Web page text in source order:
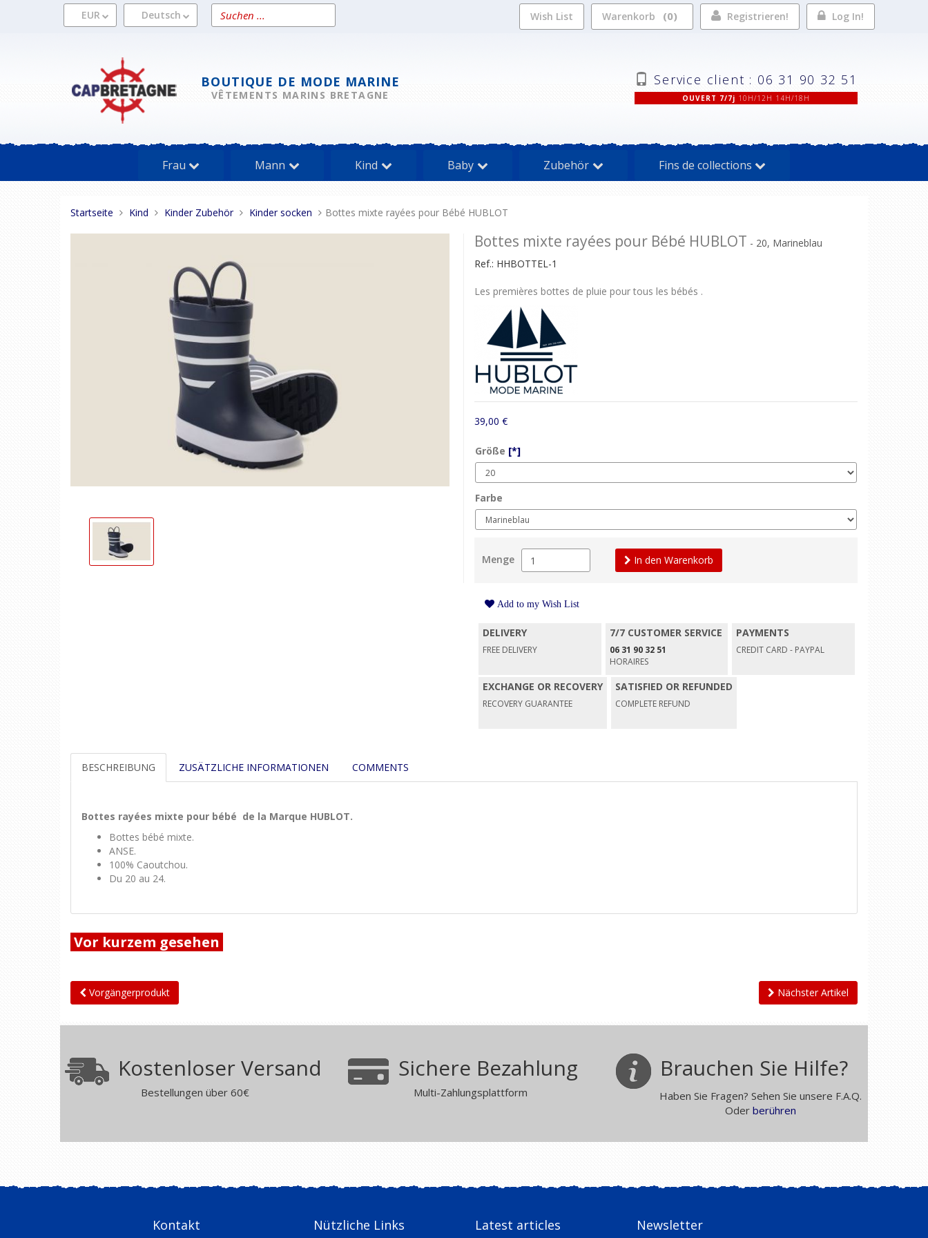
EUR Deutsch
Ein
Produkt
Registrieren! Log In!
Warenkorb 0
Wish List
BOUTIQUE DE MODE MARINE
VÊTEMENTS MARINS BRETAGNE
Service client : 06 31 90 32 51
OUVERT 7/7j 10H/12H 14H/18H
Frau Mann Kind Baby Zubehör Fins de collections
Sie
Startseite Kind Kinder Zubehör Kinder socken Bottes mixte rayées pour Bébé HUBLOT
Bottes mixte rayées pour Bébé HUBLOT - 20, Marineblau
Ref.: HHBOTTEL-1
Les premières bottes de pluie pour tous les bébés .
39,00 €
Größe [*]
Farbe
Menge In den Warenkorb
Add to my Wish List
DELIVERY
FREE DELIVERY
7/7 CUSTOMER SERVICE
06 31 90 32 51
HORAIRES
PAYMENTS
CREDIT CARD - PAYPAL
EXCHANGE OR RECOVERY
RECOVERY GUARANTEE
SATISFIED OR REFUNDED
COMPLETE REFUND
BESCHREIBUNG ZUSÄTZLICHE INFORMATIONEN COMMENTS
Bottes rayées mixte pour bébé de la Marque HUBLOT.
Bottes bébé mixte.
ANSE.
100% Caoutchou.
Du 20 au 24.
Vor kurzem gesehen
Vorgängerprodukt Nächster Artikel
Kostenloser Versand
Bestellungen über 60€
Sichere Bezahlung
Multi-Zahlungsplattform
Brauchen Sie Hilfe?
Haben Sie Fragen? Sehen Sie unsere F.A.Q.
Oder berühren
Kontakt Nützliche Links Latest articles Newsletter